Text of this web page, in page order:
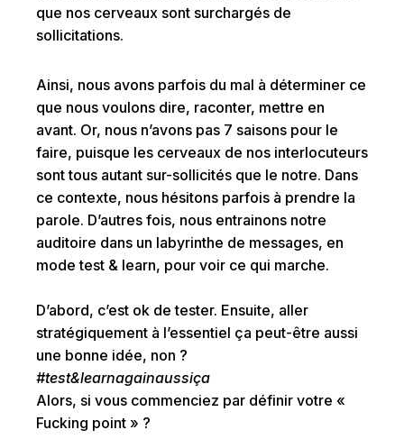
que nos cerveaux sont surchargés de
sollicitations.
Ainsi, nous avons parfois du mal à déterminer ce
que nous voulons dire, raconter, mettre en
avant. Or, nous n’avons pas 7 saisons pour le
faire, puisque les cerveaux de nos interlocuteurs
sont tous autant sur-sollicités que le notre. Dans
ce contexte, nous hésitons parfois à prendre la
parole. D’autres fois, nous entrainons notre
auditoire dans un labyrinthe de messages, en
mode test & learn, pour voir ce qui marche.
D’abord, c’est ok de tester. Ensuite, aller
stratégiquement à l’essentiel ça peut-être aussi
une bonne idée, non ?
#test&learnagainaussiça
Alors, si vous commenciez par définir votre «
Fucking point » ?